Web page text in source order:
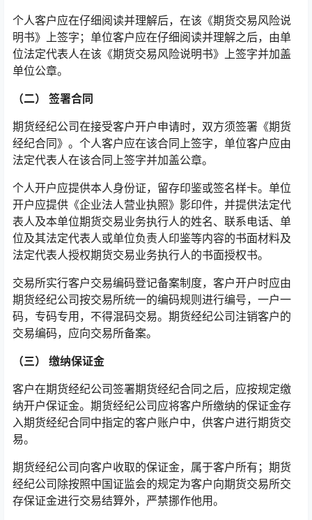
个人客户应在仔细阅读并理解后，在该《期货交易风险说
明书》上签字；单位客户应在仔细阅读并理解之后，由单
位法定代表人在该《期货交易风险说明书》上签字并加盖
单位公章。
（二） 签署合同
期货经纪公司在接受客户开户申请时，双方须签署《期货
经纪合同》。个人客户应在该合同上签字，单位客户应由
法定代表人在该合同上签字并加盖公章。
个人开户应提供本人身份证，留存印鉴或签名样卡。单位
开户应提供《企业法人营业执照》影印件，并提供法定代
表人及本单位期货交易业务执行人的姓名、联系电话、单
位及其法定代表人或单位负责人印鉴等内容的书面材料及
法定代表人授权期货交易业务执行人的书面授权书。
交易所实行客户交易编码登记备案制度，客户开户时应由
期货经纪公司按交易所统一的编码规则进行编号，一户一
码，专码专用，不得混码交易。期货经纪公司注销客户的
交易编码，应向交易所备案。
（三） 缴纳保证金
客户在期货经纪公司签署期货经纪合同之后，应按规定缴
纳开户保证金。期货经纪公司应将客户所缴纳的保证金存
入期货经纪合同中指定的客户账户中，供客户进行期货交
易。
期货经纪公司向客户收取的保证金，属于客户所有；期货
经纪公司除按照中国证监会的规定为客户向期货交易所交
存保证金进行交易结算外，严禁挪作他用。